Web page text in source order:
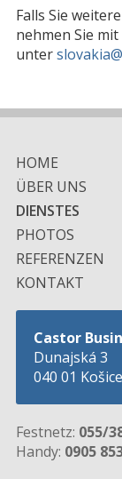
Falls Sie
nehmen Sie
unter
HOME
ÜBER UNS
DIENSTES
PHOTOS
REFERENZEN
KONTAKT
Castor
Dunajská 3
040 01 Košice
Festnetz: 055/
Handy: 0905